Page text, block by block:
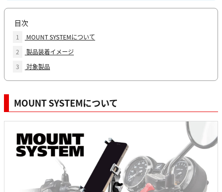
目次
1
MOUNT SYSTEMについて
2
製品装着イメージ
3
対象製品
MOUNT SYSTEMについて